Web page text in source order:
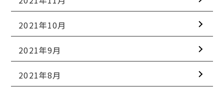
2021年10月
2021年9月
2021年8月